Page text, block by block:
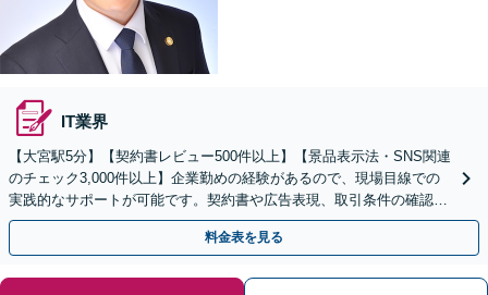
IT業界
【大宮駅5分】【契約書レビュー500件以上】【景品表示法・SNS関連
のチェック3,000件以上】企業勤めの経験があるので、現場目線での
実践的なサポートが可能です。契約書や広告表現、取引条件の確認な
ど、事業を守るためにもぜひご相談ください。
料金表を見る